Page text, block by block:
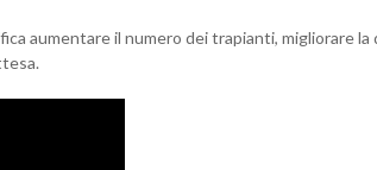
aumentare il numero dei trapianti, migliorare la